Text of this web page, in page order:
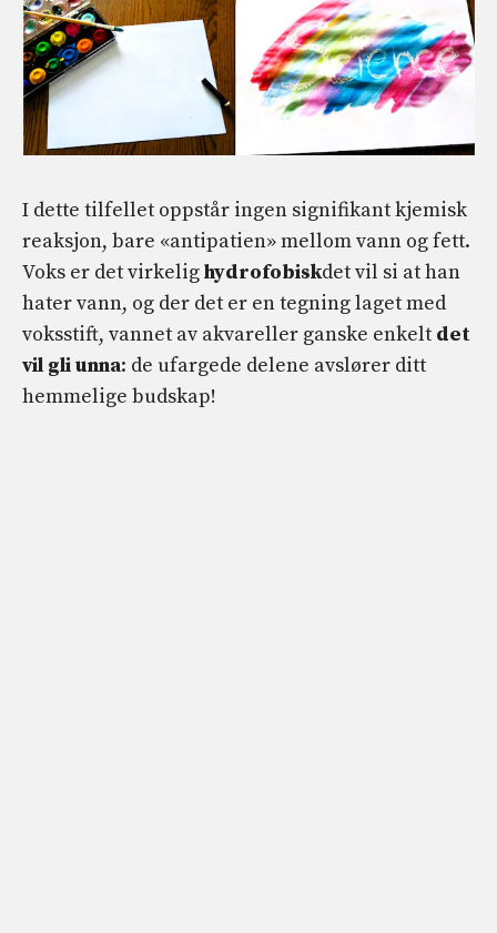
I dette tilfellet oppstår ingen signifikant kjemisk
reaksjon, bare «antipatien» mellom vann og fett.
Voks er det virkelighydrofobiskdet vil si at han
hater vann, og der det er en tegning laget med
voksstift, vannet av akvareller ganske enkelt det
vil gli unna: de ufargede delene avslører ditt
hemmelige budskap!